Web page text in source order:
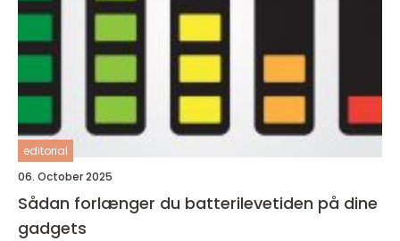
editorial
06. October 2025
Sådan forlænger du batterilevetiden på dine
gadgets